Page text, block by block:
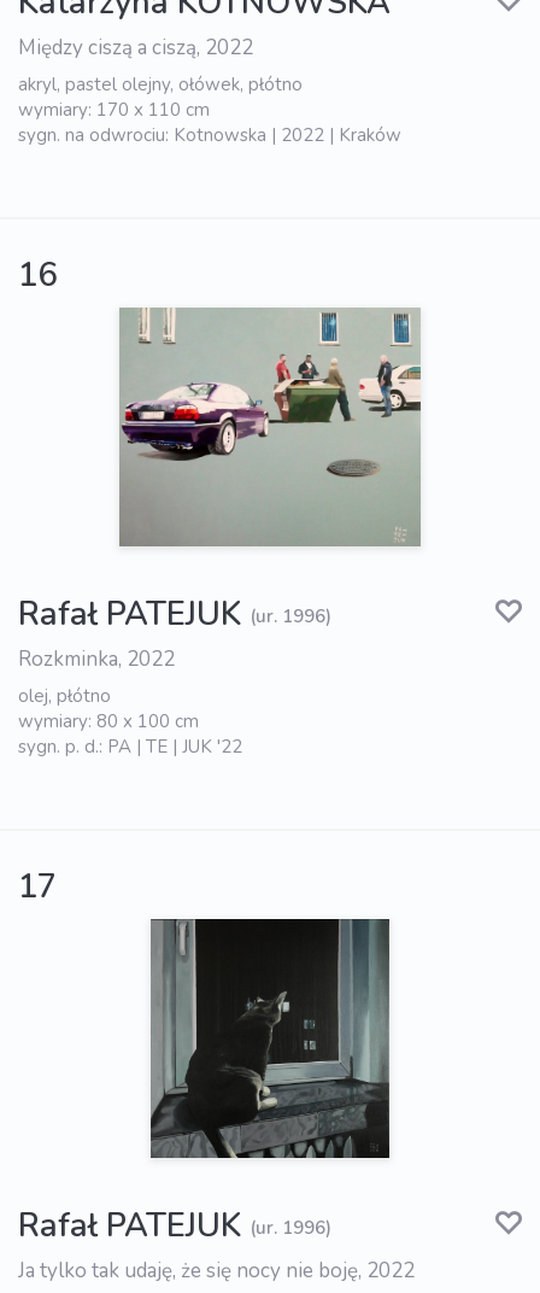
Między ciszą a ciszą, 2022
akryl, pastel olejny, ołówek, płótno
wymiary: 170 x 110 cm
sygn. na odwrociu: Kotnowska | 2022 | Kraków
16
Rafał PATEJUK (ur. 1996)
Rozkminka, 2022
olej, płótno
wymiary: 80 x 100 cm
sygn. p. d.: PA | TE | JUK '22
17
Rafał PATEJUK (ur. 1996)
Ja tylko tak udaję, że się nocy nie boję, 2022